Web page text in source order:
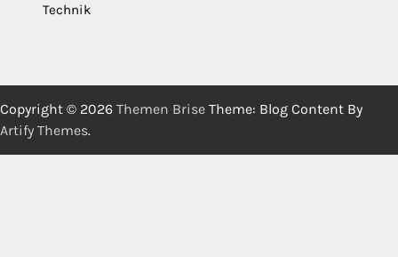
Technik
Copyright © 2026 Themen Brise Theme: Blog Content By
Artify Themes.